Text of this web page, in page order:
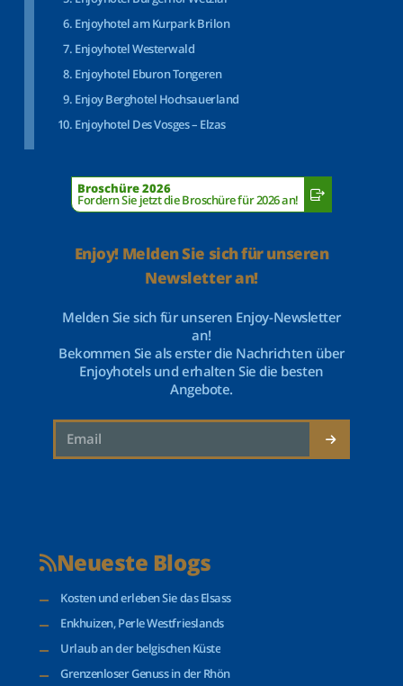
Enjoyhotel am Kurpark Brilon
Enjoyhotel Westerwald
Enjoyhotel Eburon Tongeren
Enjoy Berghotel Hochsauerland
Enjoyhotel Des Vosges – Elzas
Broschüre 2026
Fordern Sie jetzt die Broschüre für 2026 an!
Enjoy! Melden Sie sich für unseren
Newsletter an!
Melden Sie sich für unseren Enjoy-Newsletter
an!
Bekommen Sie als erster die Nachrichten über
Enjoyhotels und erhalten Sie die besten
Angebote.
Neueste Blogs
Kosten und erleben Sie das Elsass
Enkhuizen, Perle Westfrieslands
Urlaub an der belgischen Küste
Grenzenloser Genuss in der Rhön